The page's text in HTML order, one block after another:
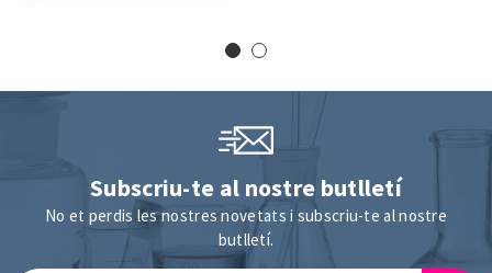
Subscriu-te al nostre butlletí
No et perdis les nostres novetats i subscriu-te al nostre
butlletí.